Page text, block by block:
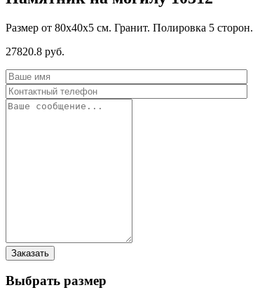
Размер от 80х40х5 см. Гранит. Полировка 5 сторон.
27820.8 руб.
Выбрать размер